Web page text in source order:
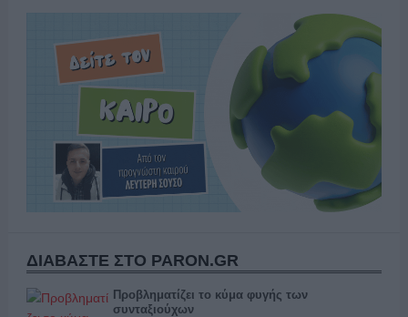
ΔΙΑΒΑΣΤΕ ΣΤΟ PARON.GR
Προβληματίζει το κύμα φυγής των
συνταξιούχων